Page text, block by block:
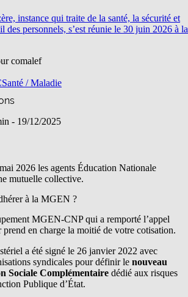
instance qui traite de la santé, la sécurité et
des personnels, s’est réunie le 30 juin 2026 à la
comalef
Santé / Maladie
- 19/12/2025
2026 les agents Éducation Nationale
mutuelle collective.
à la MGEN ?
MGEN-CNP qui a remporté l’appel
prend en charge la moitié de votre cotisation.
a été signé le 26 janvier 2022 avec
syndicales pour définir le nouveau
Sociale Complémentaire dédié aux risques
Publique d’État.